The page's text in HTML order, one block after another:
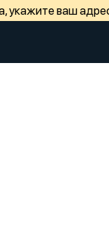
укажите ваш